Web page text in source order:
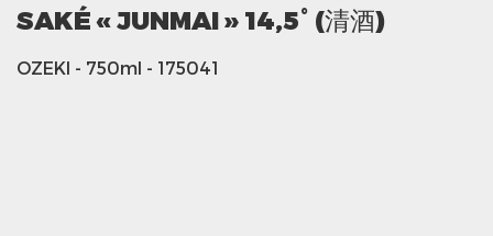
SAKÉ « JUNMAI » 14,5° (清酒)
OZEKI - 750ml - 175041